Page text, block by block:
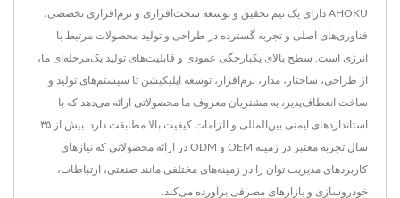
AHOKU دارای یک تیم تحقیق و توسعه سخت‌افزاری و نرم‌افزاری تخصصی،
فناوری‌های اصلی و تجربه گسترده در طراحی و تولید محصولات مرتبط با
انرژی است. سطح بالای یکپارچگی عمودی و قابلیت‌های تولید یک‌مرحله‌ای ما،
از طراحی، ساختار، مدار، نرم‌افزار، توسعه اپلیکیشن تا سیستم‌های تولید و
ساخت انعطاف‌پذیر، به مشتریان معروف ما محصولاتی ارائه می‌دهد که با
استانداردهای ایمنی بین‌المللی و الزامات کیفیت بالا مطابقت دارد. بیش از ۳۵
سال تجربه معتبر در زمینه OEM و ODM در ارائه محصولاتی که نیازهای
کاربردهای مدیریت توان را در زمینه‌های مختلفی مانند صنعتی، ارتباطات،
خودروسازی و بازارهای مصرفی برآورده می‌کند.